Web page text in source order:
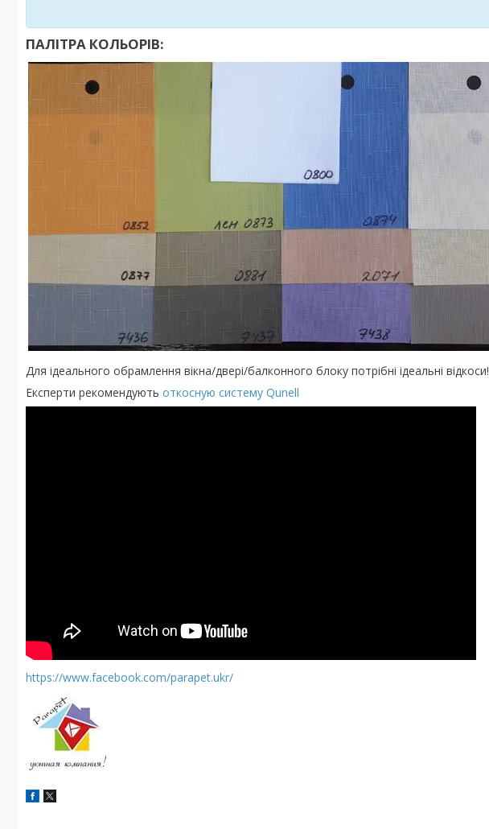
ПАЛІТРА КОЛЬОРІВ:
Для ідеального обрамлення вікна/двері/балконного блоку потрібні ідеальні відкоси!
Експерти рекомендують откосную систему Qunell
https://www.facebook.com/parapet.ukr/